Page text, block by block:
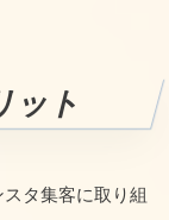
ット
タ集客に取り組